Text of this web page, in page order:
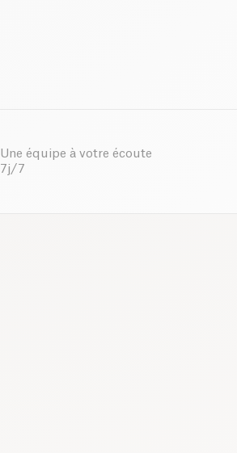
Une équipe à votre écoute
7j/7